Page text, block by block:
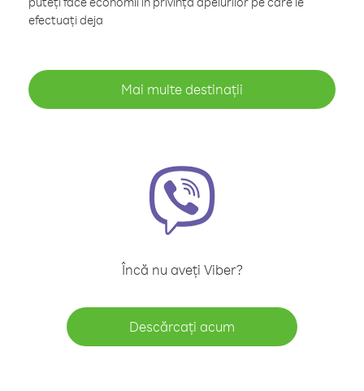
efectuați deja
Mai multe destinații
Încă nu aveți Viber?
Descărcați acum